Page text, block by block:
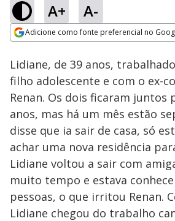
A+ A-
Adicione como fonte preferencial no
Ativar
Loaded
22.46%
Lidiane, de 39 anos,
filho adolescente e com o ex-
Renan. Os dois ficaram juntos
anos, mas há um mês estão
disse que ia sair de casa, só
achar uma nova residência
Lidiane voltou a sair com
muito tempo e estava
pessoas, o que irritou Renan.
Lidiane chegou do trabalho